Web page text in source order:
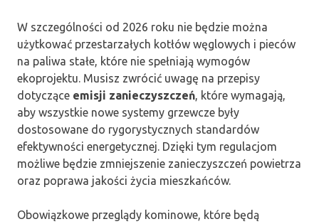
W szczególności od 2026 roku nie będzie można
użytkować przestarzałych kotłów węglowych i pieców
na paliwa stałe, które nie spełniają wymogów
ekoprojektu. Musisz zwrócić uwagę na przepisy
dotyczące emisji zanieczyszczeń, które wymagają,
aby wszystkie nowe systemy grzewcze były
dostosowane do rygorystycznych standardów
efektywności energetycznej. Dzięki tym regulacjom
możliwe będzie zmniejszenie zanieczyszczeń powietrza
oraz poprawa jakości życia mieszkańców.
Obowiązkowe przeglądy kominowe, które będą